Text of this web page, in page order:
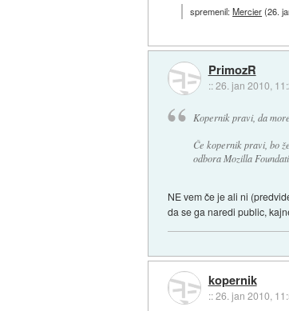
spremenil:Mercier(26.
PrimozR
::26. jan 2010,
Kopernik pravi, da
Če kopernik pravi, bo
odbora Mozilla
NE vem če je ali ni
da se ga naredi public,
kopernik
::26. jan 2010,